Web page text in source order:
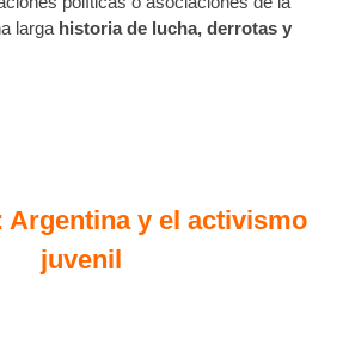
larga historia de lucha, derrotas y
Argentina y el activismo
juvenil​